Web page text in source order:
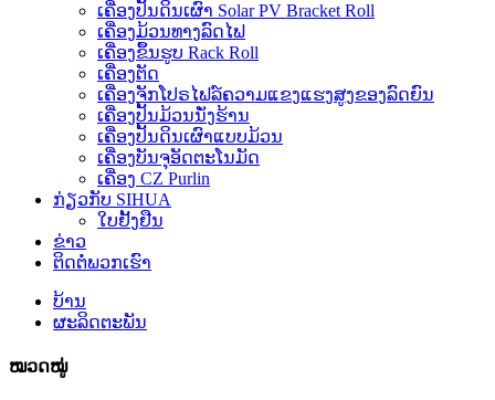
ເຄື່ອງປັ້ນດິນເຜົາ Solar PV Bracket Roll
ເຄື່ອງມ້ວນທາງລົດໄຟ
ເຄື່ອງຂຶ້ນຮູບ Rack Roll
ເຄື່ອງຕັດ
ເຄື່ອງຈັກໂປຣໄຟລ໌ຄວາມແຂງແຮງສູງຂອງລົດຍົນ
ເຄື່ອງປັ້ນມ້ວນນັ່ງຮ້ານ
ເຄື່ອງປັ້ນດິນເຜົາແບບມ້ວນ
ເຄື່ອງບັນຈຸອັດຕະໂນມັດ
ເຄື່ອງ CZ Purlin
ກ່ຽວກັບ SIHUA
ໃບຢັ້ງຢືນ
ຂ່າວ
ຕິດຕໍ່ພວກເຮົາ
ບ້ານ
ຜະລິດຕະພັນ
ໝວດໝູ່